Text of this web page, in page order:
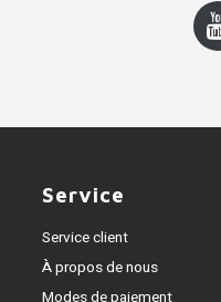
Service
Service client
À propos de nous
Modes de paiement